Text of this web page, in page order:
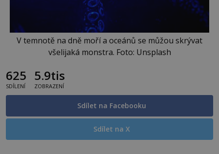
V temnotě na dně moří a oceánů se můžou skrývat
všelijaká monstra. Foto: Unsplash
625
SDÍLENÍ
5.9tis
ZOBRAZENÍ
Sdílet na Facebooku
Sdílet na X